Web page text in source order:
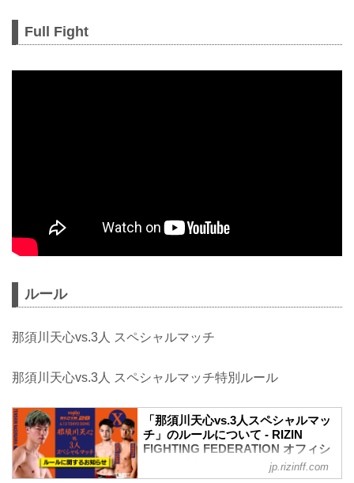
Full Fight
ルール
那須川天心vs.3人 スペシャルマッチ
那須川天心vs.3人 スペシャルマッチ特別ルール
「那須川天心vs.3人スペシャルマッ
チ」のルールについて - RIZIN
FIGHTING FEDERATION オフィシ
jp.rizinff.com